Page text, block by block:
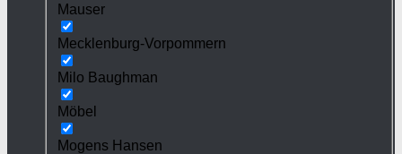
Mauser
Mecklenburg-Vorpommern
Milo Baughman
Möbel
Mogens Hansen